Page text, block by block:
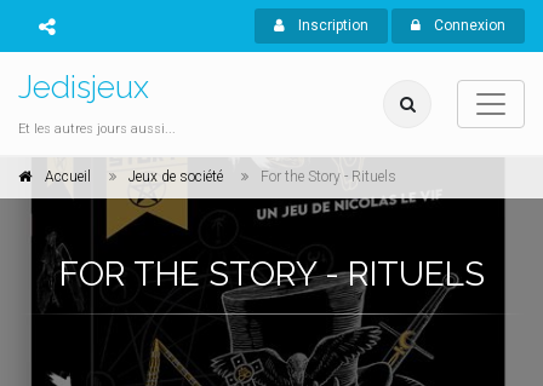
Inscription Connexion
Jedisjeux
Et les autres jours aussi...
Accueil Jeux de société For the Story - Rituels
FOR THE STORY - RITUELS